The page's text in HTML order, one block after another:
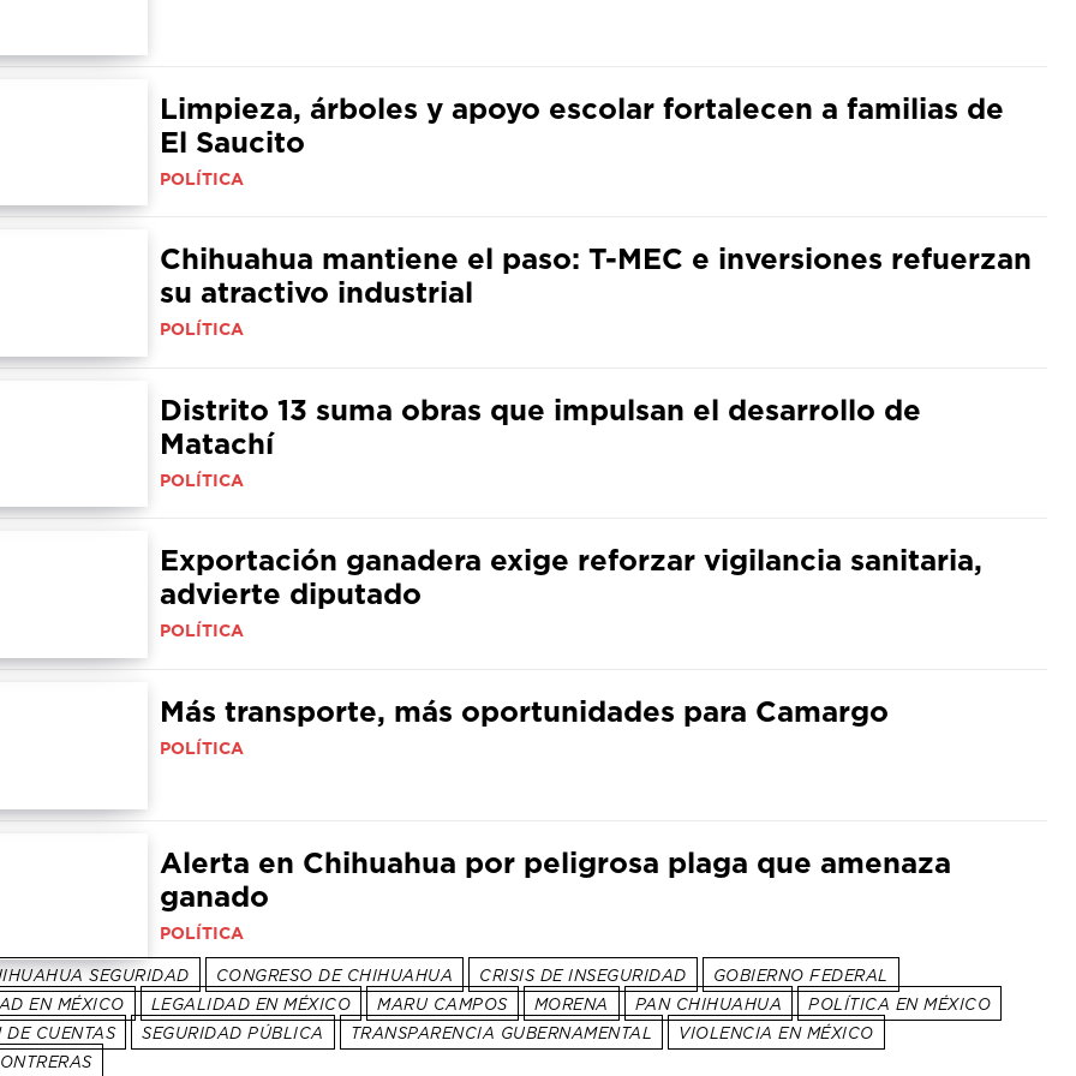
Limpieza, árboles y apoyo escolar fortalecen a familias de
El Saucito
POLÍTICA
Chihuahua mantiene el paso: T-MEC e inversiones refuerzan
su atractivo industrial
POLÍTICA
Distrito 13 suma obras que impulsan el desarrollo de
Matachí
POLÍTICA
Exportación ganadera exige reforzar vigilancia sanitaria,
advierte diputado
POLÍTICA
Más transporte, más oportunidades para Camargo
POLÍTICA
Alerta en Chihuahua por peligrosa plaga que amenaza
ganado
POLÍTICA
SEGURIDAD CONGRESO DE CHIHUAHUA CRISIS DE INSEGURIDAD
GOBIERNO FEDERAL
EN MÉXICO
LEGALIDAD EN MÉXICO MARU CAMPOS MORENA PAN CHIHUAHUA
POLÍTICA EN MÉXICO
CUENTAS
SEGURIDAD PÚBLICA TRANSPARENCIA GUBERNAMENTAL
VIOLENCIA EN MÉXICO